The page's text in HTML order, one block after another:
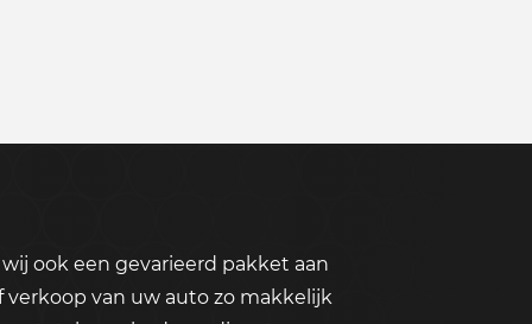
ook een gevarieerd pakket aan
verkoop van uw auto zo makkelijk